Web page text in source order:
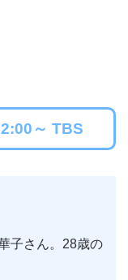
～ TBS
子さん。28歳の